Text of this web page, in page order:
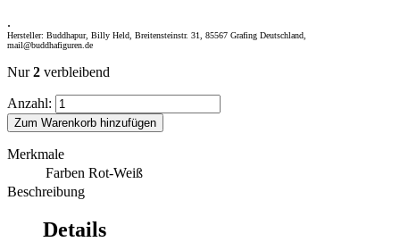
.
Hersteller: Buddhapur, Billy Held, Breitensteinstr. 31, 85567 Grafing Deutschland,
mail@buddhafiguren.de
Nur2 verbleibend
Anzahl:
Zum Warenkorb hinzufügen
Merkmale
Farben Rot-Weiß
Beschreibung
Details